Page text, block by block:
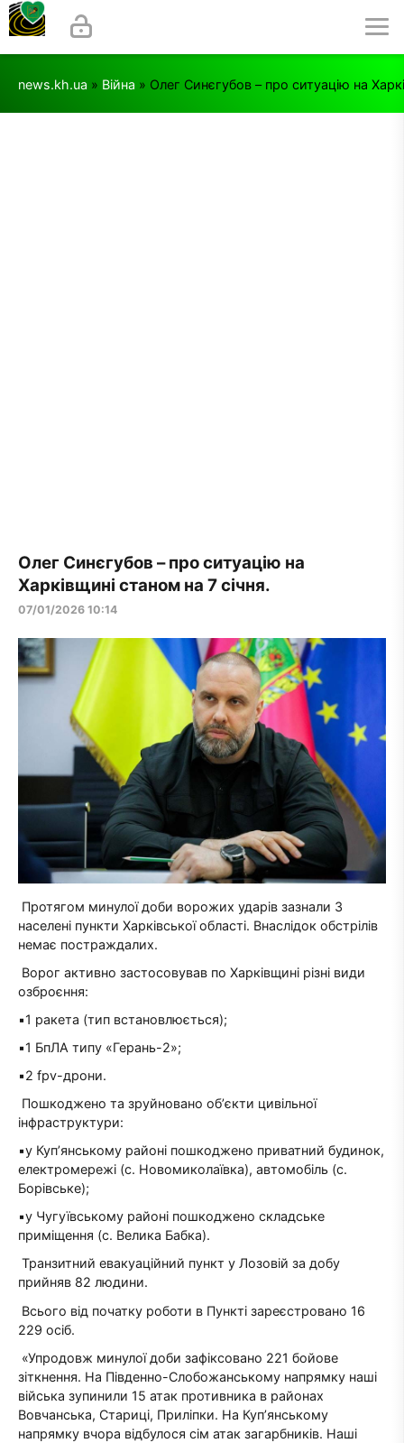
news.kh.ua » Війна » Олег Синєгубов – про ситуацію на
Олег Синєгубов – про ситуацію на
Харківщині станом на 7 січня.
07/01/2026 10:14
Протягом минулої доби ворожих ударів зазнали 3
населені пункти Харківської області. Внаслідок обстрілів
немає постраждалих.
Ворог активно застосовував по Харківщині різні види
озброєння:
▪️1 ракета (тип встановлюється);
▪️1 БпЛА типу «Герань-2»;
▪️2 fpv-дрони.
Пошкоджено та зруйновано обʼєкти цивільної
інфраструктури:
▪️у Куп’янському районі пошкоджено приватний будинок,
електромережі (с. Новомиколаївка), автомобіль (с.
Борівське);
▪️у Чугуївському районі пошкоджено складське
приміщення (с. Велика Бабка).
Транзитний евакуаційний пункт у Лозовій за добу
прийняв 82 людини.
Всього від початку роботи в Пункті зареєстровано 16
229 осіб.
«Упродовж минулої доби зафіксовано 221 бойове
зіткнення. На Південно-Слобожанському напрямку наші
війська зупинили 15 атак противника в районах
Вовчанська, Стариці, Приліпки. На Куп’янському
напрямку вчора відбулося сім атак загарбників. Наші